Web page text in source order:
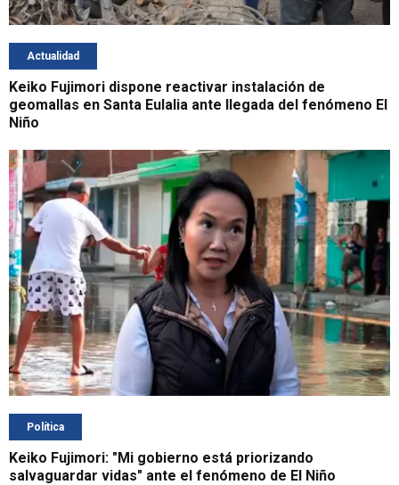
Actualidad
Keiko Fujimori dispone reactivar instalación de
geomallas en Santa Eulalia ante llegada del fenómeno El
Niño
Política
Keiko Fujimori: "Mi gobierno está priorizando
salvaguardar vidas" ante el fenómeno de El Niño